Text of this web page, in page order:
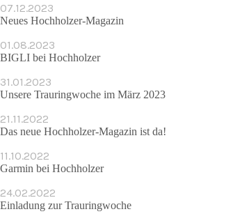
07.12.2023
Neues Hochholzer-Magazin
01.08.2023
BIGLI bei Hochholzer
31.01.2023
Unsere Trauringwoche im März 2023
21.11.2022
Das neue Hochholzer-Magazin ist da!
11.10.2022
Garmin bei Hochholzer
24.02.2022
Einladung zur Trauringwoche